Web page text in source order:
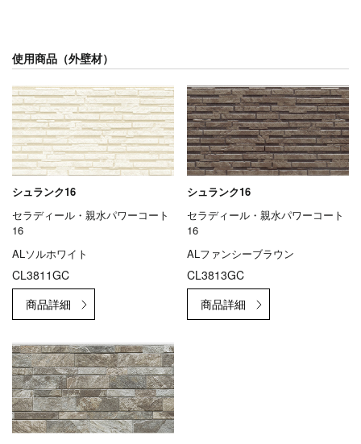
使用商品（外壁材）
シュランク16
セラディール・親水パワーコート
16
ALソルホワイト
CL3811GC
シュランク16
セラディール・親水パワーコート
16
ALファンシーブラウン
CL3813GC